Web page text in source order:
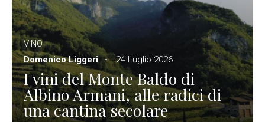
VINO
Domenico Liggeri
24 Luglio 2026
I vini del Monte Baldo di
Albino Armani, alle radici di
una cantina secolare